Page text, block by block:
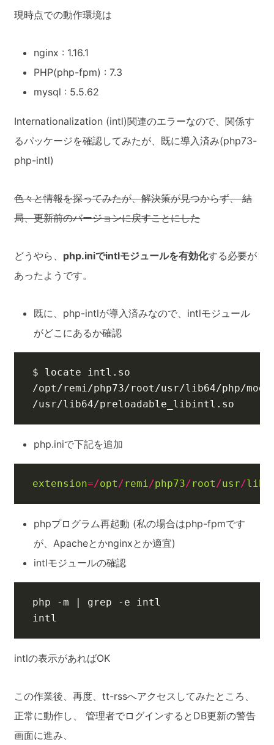
現時点での動作環境は
nginx : 1.16.1
PHP(php-fpm) : 7.3
mysql : 5.5.62
Internationalization (intl)関連のエラーなので、関係す
るパッケージを確認してみたが、既に導入済み(php73-
php-intl)
色々と情報を探ってみたが、解決策が見つからず、 結
局、更新前のバージョンに戻すことにした
どうやら、 php.iniでintlモジュールを有効化する必要が
あったようです。
既に、php-intlが導入済みなので、intlモジュール
がどこにあるか確認
/usr/lib64/preloadable_libintl.so
php.iniで下記を追加
extension=/opt/remi/php73/root/usr/
phpプログラム再起動 (私の場合はphp-fpmです
が、Apacheとかnginxとか適宜)
intlモジュールの確認
php -m |
intl
intlの表示があればOK
この作業後、再度、tt-rssへアクセスしてみたところ、
正常に動作し、 管理者でログインするとDB更新の警告
画面に進み、